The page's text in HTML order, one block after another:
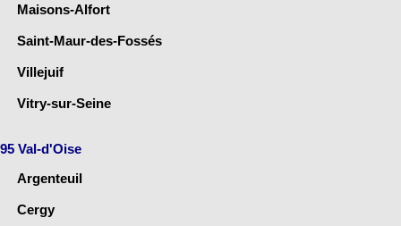
Maisons-Alfort
Saint-Maur-des-Fossés
Villejuif
Vitry-sur-Seine
95 Val-d'Oise
Argenteuil
Cergy